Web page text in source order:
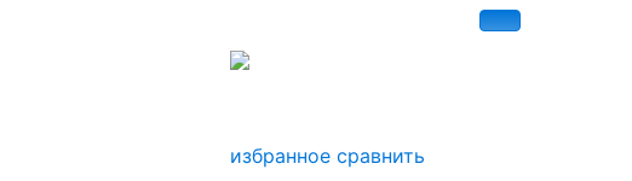
избранное сравнить